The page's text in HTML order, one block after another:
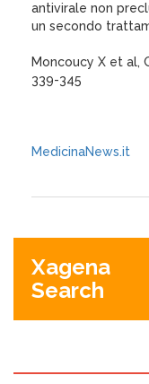
antivirale non
un secondo
Moncoucy X et al,
339-345
MedicinaNews.it
Xagena
Search